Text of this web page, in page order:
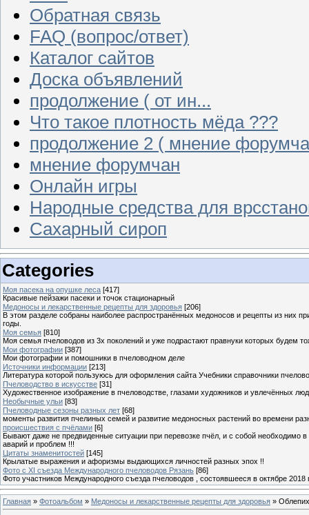
Обратная связь
FAQ (вопрос/ответ)
Каталог сайтов
Доска объявлений
продолжение ( от ин...
Что такое плотность мёда ???
продолжение 2 ( мнение
мнение форумчан
Онлайн игры
Народные средства для
Сахарный сироп
Categories
Моя пасека на опушке леса [417]
Красивые пейзажи пасеки и точок стационарный
Медоносы и лекарственные рецепты для здоровья [206]
В этом разделе собраны наиболее распространённых медоносов и рецепты из них
годы.
Моя семья [810]
Моя семья пчеловодов из 3х поколений и уже подрастают правнуки которых будем
Мои фотографии [387]
Мои фотографии и помошники в пчеловодном деле
Источники информации [213]
Литература которой пользуюсь для оформления сайта Учебники справочники
Пчеловодство в искусстве [31]
Художественное изображение в пчеловодстве, глазами художников и увлечённых
Необычные ульи [83]
Пчеловодные сезоны разных лет [68]
моменты развития пчелиных семей и развитие медоносных растений во времени
происшествия с пчёлами [6]
Бывают даже не предвиденные ситуации при перевозке пчёл, и с собой необходимо
аварий и проблем !!!
Цитаты знаменитостей [145]
Крылатые выражения и афоризмы выдающихся личностей разных эпох !!
Фото с XI съезда Международного пчеловодов Рязань [86]
Фото участников Международного съезда пчеловодов , состоявшееся в октябре 2018
Главная » Фотоальбом » Медоносы и лекарственные рецепты для здоровья »